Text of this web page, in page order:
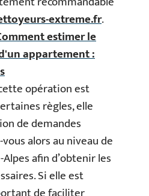
extreme.fr.
estimer le
appartement :
opération est
règles, elle
de demandes
alors au niveau de
afin d’obtenir les
Si elle est